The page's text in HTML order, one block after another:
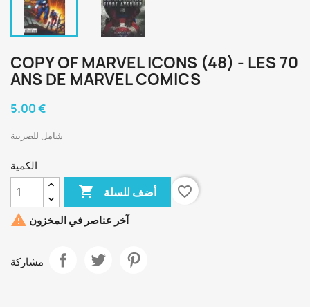
COPY OF MARVEL ICONS (48) - LES 70
ANS DE MARVEL COMICS
5.00 €
شامل للضريبة
الكمية
 أضف للسلة
favorite_border
 آخر عناصر في المخزون
مشاركة